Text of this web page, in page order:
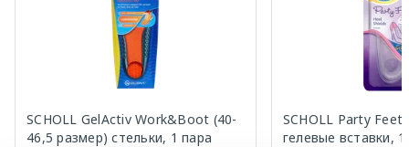
SCHOLL GelActiv Work&Boot (40-
46,5 размер) стельки, 1 пара
SCHOLL Party Feet
гелевые вставки,